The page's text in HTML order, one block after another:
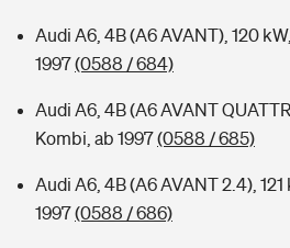
Audi A6, 4B (A6 AVANT), 120
1997(0588 / 684)
Audi A6, 4B (A6 AVANT
Kombi, ab 1997(0588 / 685)
Audi A6, 4B (A6 AVANT 2.4),
1997(0588 / 686)